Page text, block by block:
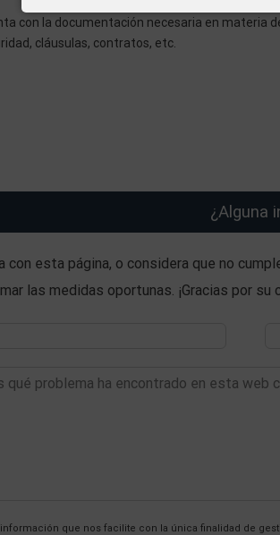
con la documentación necesaria en materia
cláusulas, contratos, etc.
¿Alguna
con esta página, o considera que no
las medidas oportunas. ¡Gracias por su
que nos facilite con la única finalidad de